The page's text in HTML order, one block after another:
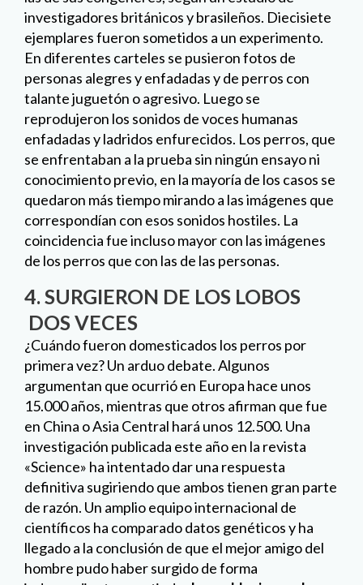
mayoría de los casos se quedaron más tiempo
mirando a las imágenes que correspondían con
esos sonidos hostiles. La coincidencia fue incluso
mayor con las imágenes de los perros que con las
de las personas.
4. SURGIERON DE LOS LOBOS
DOS VECES
¿Cuándo fueron domesticados los perros por
primera vez? Un arduo debate. Algunos
argumentan que ocurrió en Europa hace unos
15.000años, mientras que otros afirman que fue
en China o Asia Central hará unos 12.500. Una
«Science» ha intentado dar una respuesta
definitiva sugiriendo que ambos tienen gran parte
de razón. Un amplio equipo internacional de
científicos ha comparado datos genéticos y ha
llegado a la conclusión de que el mejor amigo del
hombre pudo haber surgido de forma
independiente a partir de
dos poblaciones de
lobos separadas , probablemente ahora extintas,
que vivían en lados opuestos del continente
euroasiático. Es decir,
los perros fueron
domesticados no una vez, sino dos,
antes de la
llegada de la agricultura.
5.LOBOS TEMERARIOS, PERROS